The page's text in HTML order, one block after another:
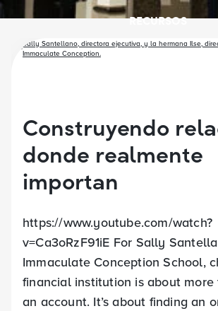
RECURSOS
SELECCIONAR GRUPOS DE
Construyendo
donde realmente
importan
https://www.youtube.com/watch?
v=Ca3oRzF91iE For Sally
Immaculate Conception School,
financial institution is about more
an account. It’s about finding an